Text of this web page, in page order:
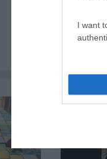
I want